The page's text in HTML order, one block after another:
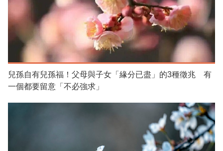
兒孫自有兒孫福！父母與子女「緣分已盡」的3種徵兆 有
一個都要留意「不必強求」